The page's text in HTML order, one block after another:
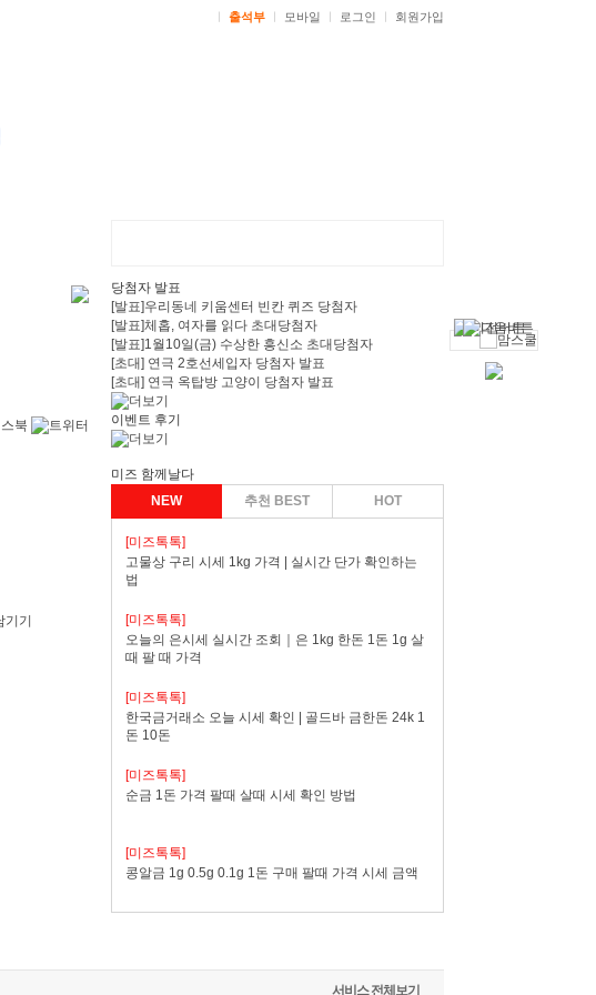
출석부 모바일 로그인 회원가입
당첨자 발표
[발표]우리동네 키움센터 빈칸 퀴즈 당첨자
[발표]체홉, 여자를 읽다 초대당첨자
[발표]1월10일(금) 수상한 흥신소 초대당첨자
[초대] 연극 2호선세입자 당첨자 발표
[초대] 연극 옥탑방 고양이 당첨자 발표
이벤트 후기
미즈 함께날다
NEW
추천 BEST HOT
[미즈톡톡]
고물상 구리 시세 1kg 가격 | 실시간 단가 확인하는
법
[미즈톡톡]
오늘의 은시세 실시간 조회｜은 1kg 한돈 1돈 1g 살
때 팔 때 가격
[미즈톡톡]
한국금거래소 오늘 시세 확인 | 골드바 금한돈 24k 1
돈 10돈
[미즈톡톡]
순금 1돈 가격 팔때 살때 시세 확인 방법
[미즈톡톡]
콩알금 1g 0.5g 0.1g 1돈 구매 팔때 가격 시세 금액
서비스 전체보기